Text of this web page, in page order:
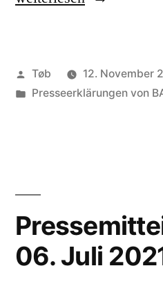
Veröffentlicht
von
Tøb
12. November
Veröffentlicht
Presseerklärungen von
06. Juli